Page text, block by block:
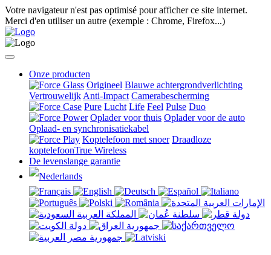
Votre navigateur n'est pas optimisé pour afficher ce site internet.
Merci d'en utiliser un autre (exemple : Chrome, Firefox...)
Onze producten
Origineel Blauwe achtergrondverlichting
Vertrouwelijk Anti-Impact Camerabescherming
Pure Lucht Life Feel Pulse Duo
Oplader voor thuis Oplader voor de auto
Oplaad- en synchronisatiekabel
Koptelefoon met snoer Draadloze
koptelefoonTrue Wireless
De levenslange garantie